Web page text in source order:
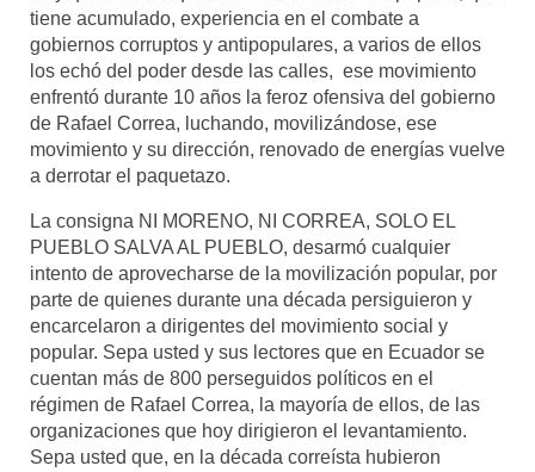
tiene acumulado, experiencia en el combate a
gobiernos corruptos y antipopulares, a varios de ellos
los echó del poder desde las calles, ese movimiento
enfrentó durante 10 años la feroz ofensiva del gobierno
de Rafael Correa, luchando, movilizándose, ese
movimiento y su dirección, renovado de energías vuelve
a derrotar el paquetazo.
La consigna NI MORENO, NI CORREA, SOLO EL
PUEBLO SALVA AL PUEBLO, desarmó cualquier
intento de aprovecharse de la movilización popular, por
parte de quienes durante una década persiguieron y
encarcelaron a dirigentes del movimiento social y
popular. Sepa usted y sus lectores que en Ecuador se
cuentan más de 800 perseguidos políticos en el
régimen de Rafael Correa, la mayoría de ellos, de las
organizaciones que hoy dirigieron el levantamiento.
Sepa usted que, en la década correísta hubieron